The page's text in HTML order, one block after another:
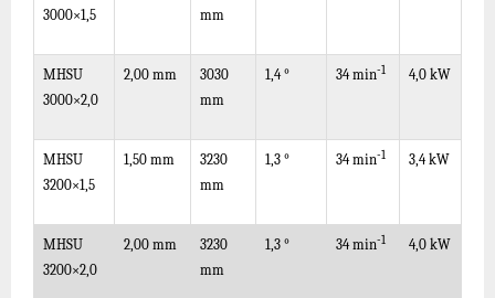
3000×1,5
mm
MHSU
3000×2,0
2,00 mm
3030
mm
1,4 ° 34min-1 4,0 kW
MHSU
3200×1,5
1,50 mm
3230
mm
1,3 ° 34min-1 3,4 kW
MHSU
3200×2,0
2,00 mm
3230
mm
1,3 ° 34 min-1 4,0 kW